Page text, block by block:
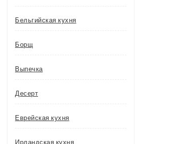
Бельгийская кухня
Борщ
Выпечка
Десерт
Еврейская кухня
Ирландская кухня